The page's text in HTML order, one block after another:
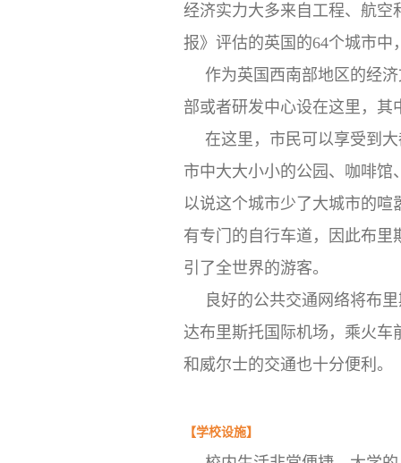
经济实力大多来自工程、航空
报》评估的英国的64个城市
作为英国西南部地区的经
部或者研发中心设在这里，
在这里，市民可以享受到
市中大大小小的公园、咖啡
以说这个城市少了大城市的
有专门的自行车道，因此布
引了全世界的游客。
良好的公共交通网络将布
达布里斯托国际机场，乘火车
和威尔士的交通也十分便利。
【学校设施】